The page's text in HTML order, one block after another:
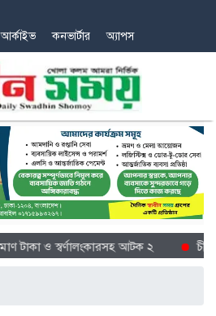
আর্কাইভ কনভার্টার অ্যাপস
ও স্বর্ণালংকারসহ আটক ২ চীনের